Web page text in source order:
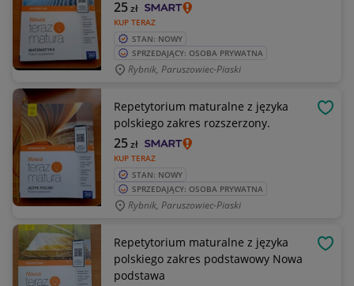
KUP TERAZ
25zł
STAN: NOWY
SPRZEDAJĄCY: OSOBA PRYWATNA
Rybnik, Paruszowiec-Piaski
Repetytorium maturalne z języka
polskiego zakres rozszerzony.
KUP TERAZ
25zł
STAN: NOWY
SPRZEDAJĄCY: OSOBA PRYWATNA
Rybnik, Paruszowiec-Piaski
Repetytorium maturalne z języka
polskiego zakres podstawowy Nowa
podstawa